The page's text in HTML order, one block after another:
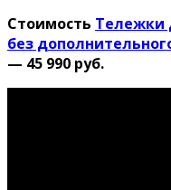
Стоимость Тележки
без
— 45 990 руб.